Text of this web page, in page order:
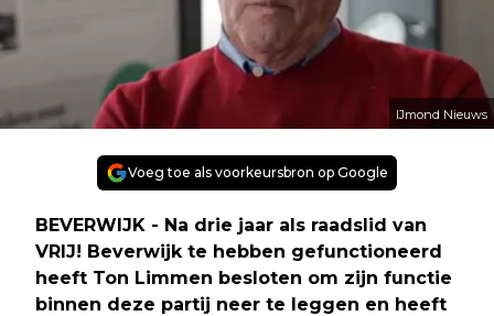
IJmond Nieuws
Voeg toe als voorkeursbron op Google
BEVERWIJK - Na drie jaar als raadslid van
VRIJ! Beverwijk te hebben gefunctioneerd
heeft Ton Limmen besloten om zijn functie
binnen deze partij neer te leggen en heeft